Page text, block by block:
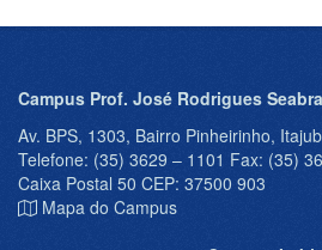
Campus Prof. José Rodrigues
Av. BPS, 1303, Bairro Pinheirinho,
Telefone: (35) 3629 – 1101 Fax: (35)
Caixa Postal 50 CEP: 37500 903
Mapa do Campus